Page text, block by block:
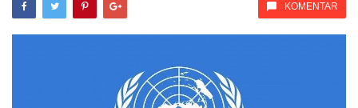
KOMENTAR